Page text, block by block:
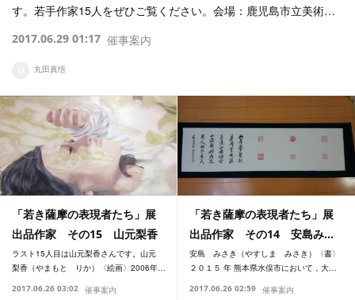
す。若手作家15人をぜひご覧ください。会場：鹿児島市立美術…
2017.06.29 01:17 催事案内
丸田真悟
「若き薩摩の表現者たち」展
出品作家 その15 山元梨香
ラスト15人目は山元梨香さんです。山元
梨香（やまもと りか）〈絵画〉2006年…
2017.06.26 03:02 催事案内
「若き薩摩の表現者たち」展
出品作家 その14 安島み…
安島 みさき（やすしま みさき）〈書〉
２０１５ 年 熊本県水俣市において，大…
2017.06.26 02:59 催事案内